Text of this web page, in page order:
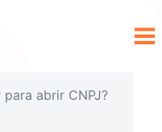
abrir CNPJ?